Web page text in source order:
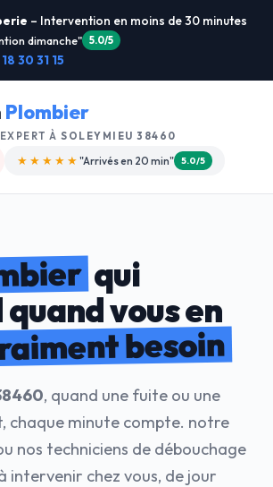
– Intervention en moins de 30 minutes
!" 4.9/5
30 31 15
Plombier
À SOLEYMIEU 38460
★★★★☆ "Devis gratuit" 4.8/5
qui
vous en
besoin
, quand une fuite ou une
chaque minute compte. notre
nos techniciens de débouchage
intervenir chez vous, de jour